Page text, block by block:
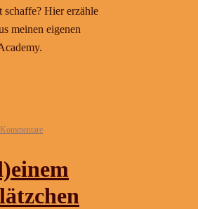
schaffe? Hier erzähle
meinen eigenen